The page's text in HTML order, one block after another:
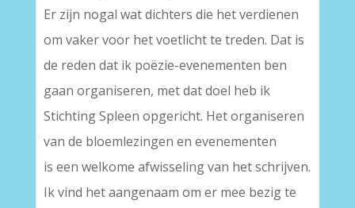
Er zijn nogal wat dichters die het verdienen
om vaker voor het voetlicht te treden. Dat is
de reden dat ik poëzie-evenementen ben
gaan organiseren, met dat doel heb ik
Stichting Spleen opgericht. Het organiseren
van de bloemlezingen en evenementen
is een welkome afwisseling van het schrijven.
Ik vind het aangenaam om er mee bezig te